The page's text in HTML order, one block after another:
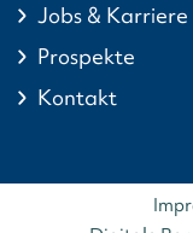
Jobs & Karriere
Prospekte
Kontakt